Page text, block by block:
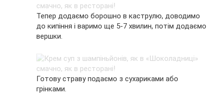
Тепер додаємо борошно в каструлю, доводимо
до кипіння і варимо ще 5-7 хвилин, потім додаємо
вершки.
Готову страву подаємо з сухариками або
грінками.